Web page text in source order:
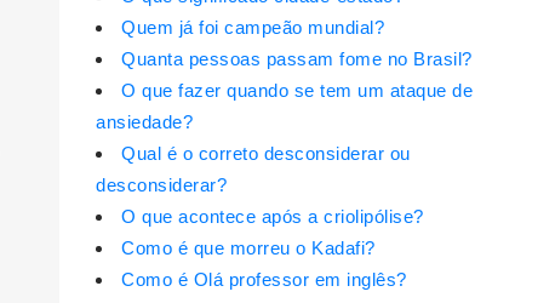
Quem já foi campeão mundial?
Quanta pessoas passam fome no Brasil?
O que fazer quando se tem um ataque de
ansiedade?
Qual é o correto desconsiderar ou
desconsiderar?
O que acontece após a criolipólise?
Como é que morreu o Kadafi?
Como é Olá professor em inglês?